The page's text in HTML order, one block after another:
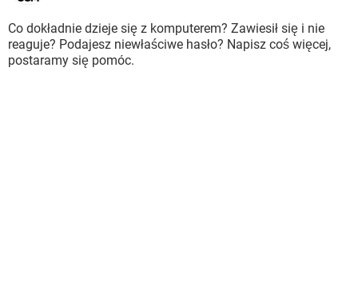
Co dokładnie dzieje się z komputerem? Zawiesił się i nie
reaguje? Podajesz niewłaściwe hasło? Napisz coś więcej,
postaramy się pomóc.